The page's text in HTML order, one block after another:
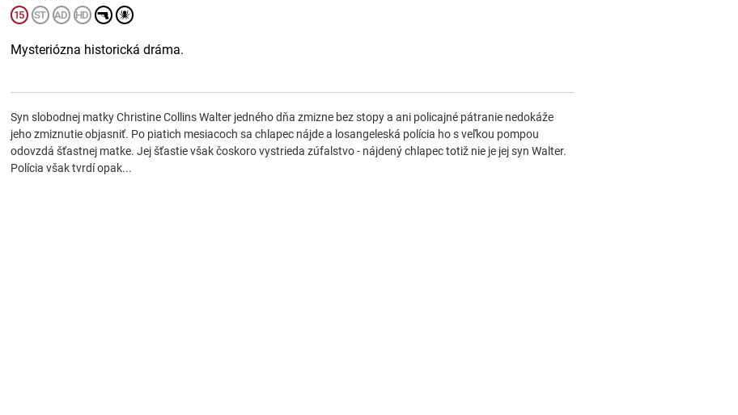
Mysteriózna historická dráma.
Syn slobodnej matky Christine Collins Walter jedného dňa zmizne bez stopy a ani policajné pátranie nedokáže
jeho zmiznutie objasniť. Po piatich mesiacoch sa chlapec nájde a losangeleská polícia ho s veľkou pompou
odovzdá šťastnej matke. Jej šťastie však čoskoro vystrieda zúfalstvo - nájdený chlapec totiž nie je jej syn Walter.
Polícia však tvrdí opak...